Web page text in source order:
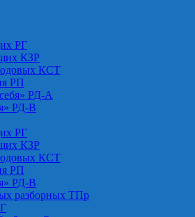
РГ
КЗР
КСТ
РП
РД-А
РД-В
РГ
КЗР
КСТ
РП
РД-В
разборных ТПр